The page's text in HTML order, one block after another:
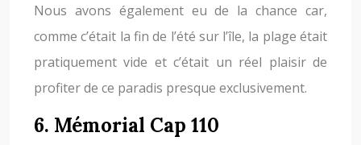
Nous avons également eu de la chance car,
comme c’était la fin de l’été sur l’île, la plage était
pratiquement vide et c’était un réel plaisir de
profiter de ce paradis presque exclusivement.
6. Mémorial Cap 110